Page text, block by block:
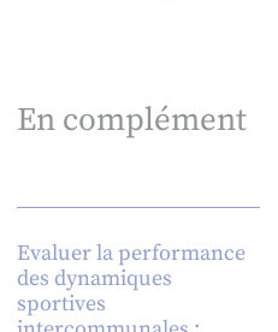
En complément
Evaluer la performance
des dynamiques
sportives